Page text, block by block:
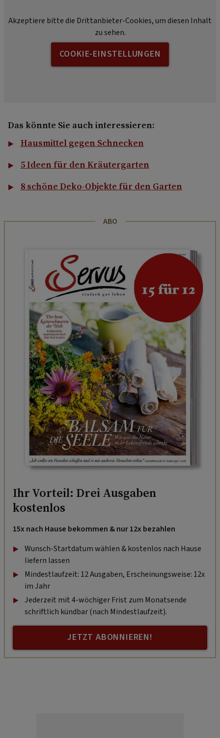
Akzeptiere bitte die Drittanbieter-Cookies, um diesen Inhalt
zu sehen.
COOKIE-EINSTELLUNGEN
Das könnte Sie auch interessieren:
Hausmittel gegen Schnecken
5 Ideen für den Kräutergarten
8 schöne Deko-Objekte für den Garten
ABO
Ihr Vorteil: Drei Ausgaben
kostenlos
15x nach Hause bekommen & nur 12x bezahlen
Wunsch-Startdatum wählen & kostenlos nach Hause
liefern lassen
Mindestlaufzeit: 12 Ausgaben, Erscheinungsweise: 12x
im Jahr
Jederzeit mit 4-wöchiger Frist zum Monatsende
schriftlich kündbar (nach Mindestlaufzeit).
JETZT ABONNIEREN!